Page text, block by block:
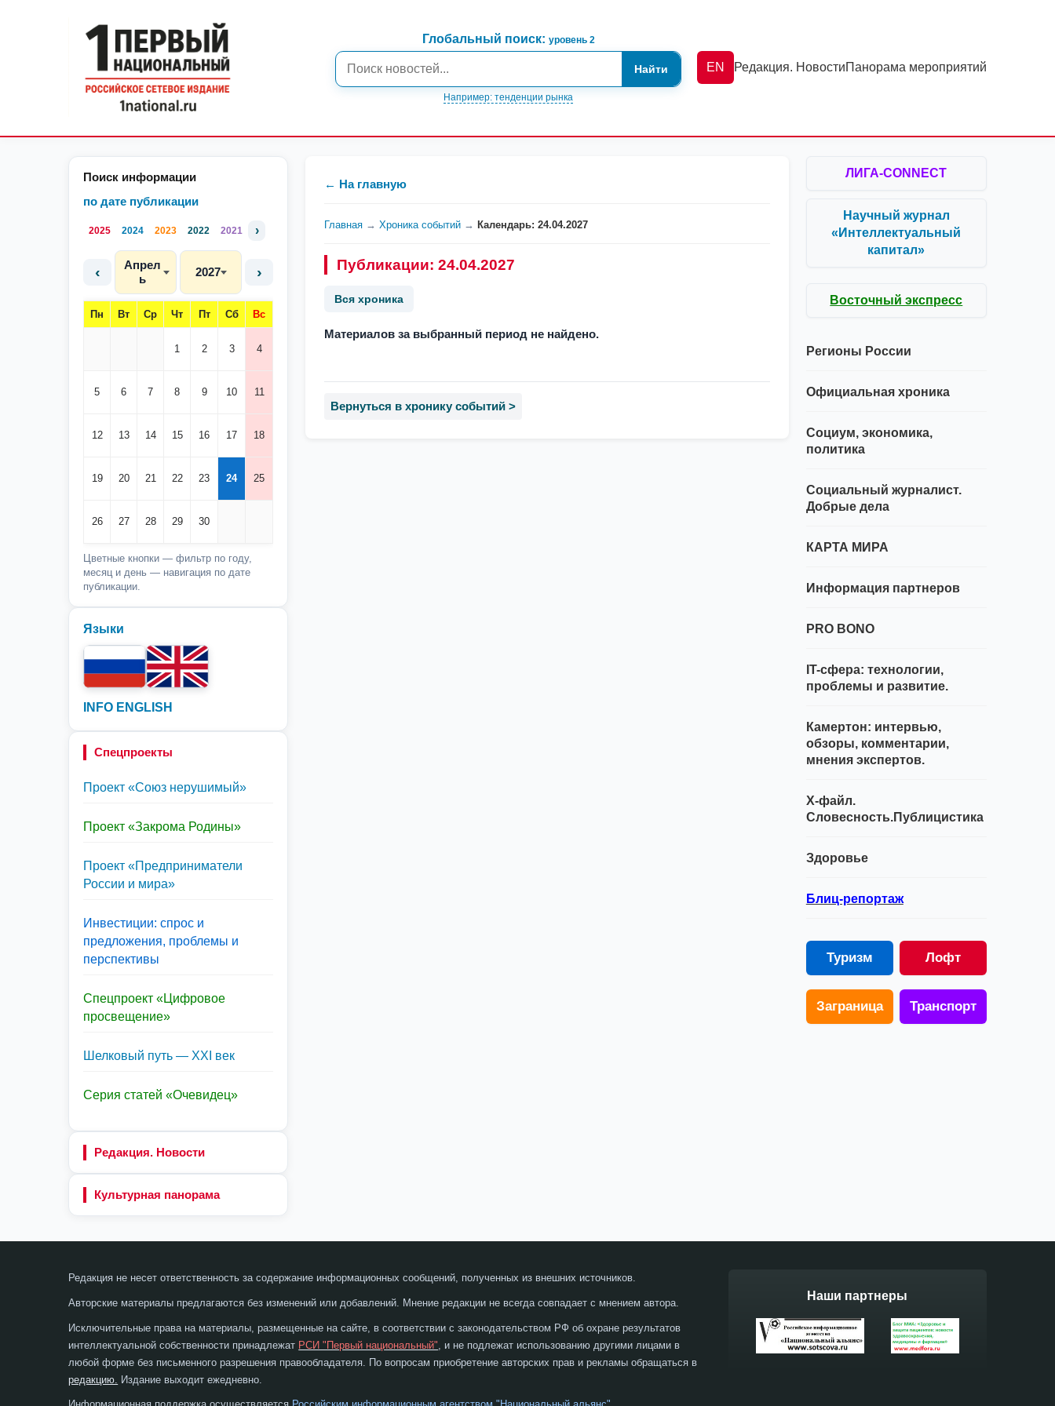
Глобальный поиск: уровень 2
Найти
Например: тенденции рынка
EN Редакция. НовостиПанорама мероприятий
Поиск информации
по дате публикации
2025 2024 2023 2022 2021 ›
‹
Апрел
ь
2027 ›
Пн Вт Ср Чт Пт Сб Вс
1 2 3 4
5 6 7 8 9 10 11
12 13 14 15 16 17 18
19 20 21 22 23 24 25
26 27 28 29 30
Цветные кнопки — фильтр по году,
месяц и день — навигация по дате
публикации.
Языки
INFO ENGLISH
Спецпроекты
Проект «Союз нерушимый»
Проект «Закрома Родины»
Проект «Предприниматели
России и мира»
Инвестиции: спрос и
предложения, проблемы и
перспективы
Спецпроект «Цифровое
просвещение»
Шелковый путь — XXI век
Серия статей «Очевидец»
Редакция. Новости
Культурная панорама
← На главную
Главная → Хроника событий → Календарь: 24.04.2027
Публикации: 24.04.2027
Вся хроника
Материалов за выбранный период не найдено.
Вернуться в хронику событий >
ЛИГА-CONNECT
Научный журнал
«Интеллектуальный
капитал»
Восточный экспресс
Регионы России
Официальная хроника
Социум, экономика,
политика
Социальный журналист.
Добрые дела
КАРТА МИРА
Информация партнеров
PRO BONO
IT-сфера: технологии,
проблемы и развитие.
Камертон: интервью,
обзоры, комментарии,
мнения экспертов.
Х-файл.
Словесность.Публицистика
Здоровье
Блиц-репортаж
Туризм Лофт
Заграница Транспорт
Редакция не несет ответственность за содержание информационных сообщений, полученных из внешних источников.
Авторские материалы предлагаются без изменений или добавлений. Мнение редакции не всегда совпадает с мнением автора.
Исключительные права на материалы, размещенные на сайте, в соответствии с законодательством РФ об охране результатов
интеллектуальной собственности принадлежат РСИ "Первый национальный" , и не подлежат использованию другими лицами в
любой форме без письменного разрешения правообладателя. По вопросам приобретение авторских прав и рекламы обращаться в
редакцию. Издание выходит ежедневно.
Наши партнеры